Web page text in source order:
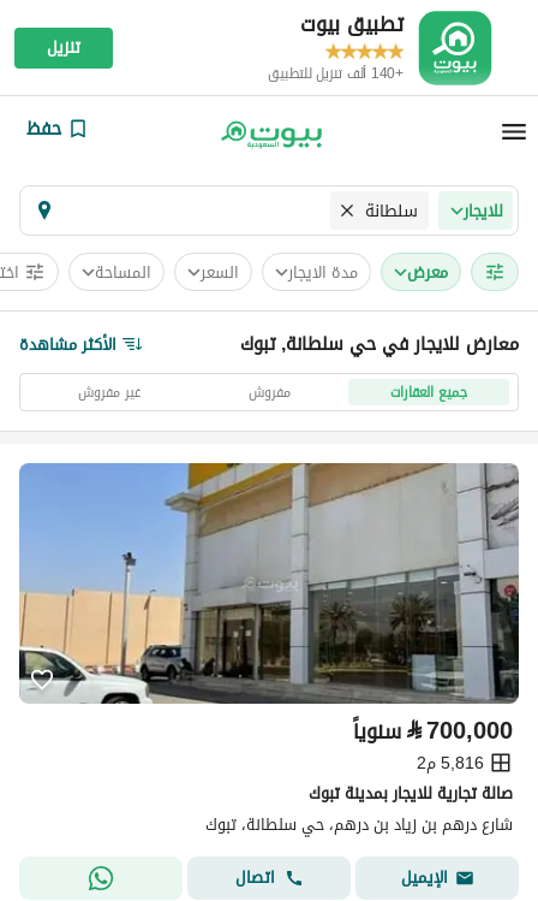
تطبيق بيوت
+140 ألف تنزيل للتطبيق
تنزيل
حفظ
للايجار سلطانة
معرض مدة الايجار السعر المساحة
معارض للايجار في حي سلطانة, تبوك الأكثر مشاهدة
جميع العقارات مفروش غير مفروش
⃁700,000 سنوياً
5,816 م2
صالة تجارية للايجار بمدينة تبوك
شارع درهم بن زياد بن درهم، حي سلطانة، تبوك
الإيميل
اتصال